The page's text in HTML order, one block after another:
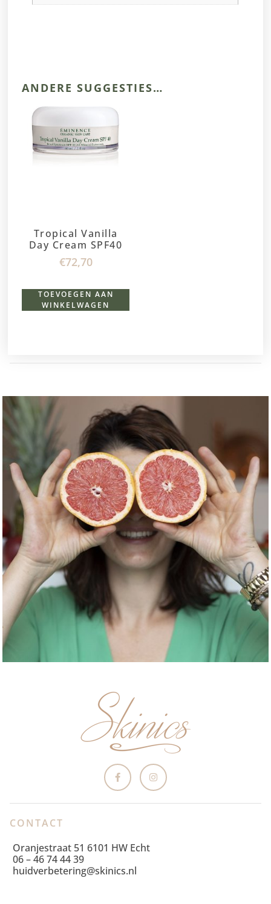
ANDERE SUGGESTIES…
Tropical Vanilla
Day Cream SPF40
€72,70
TOEVOEGEN AAN
WINKELWAGEN
CONTACT
Oranjestraat 51 6101 HW Echt
06 – 46 74 44 39
huidverbetering@skinics.nl